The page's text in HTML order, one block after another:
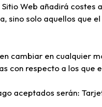
Sitio Web añadirá
sino solo aquellos que
cambiar en cualquier
con respecto a los que
aceptados serán: